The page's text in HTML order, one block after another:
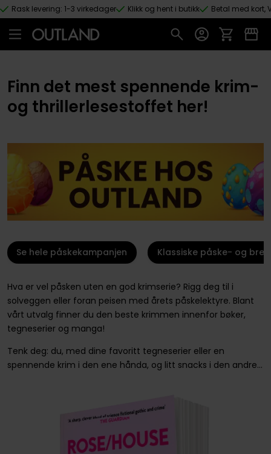
Hopp til hovedinnhold
Rask levering: 1-3 virkedager Klikk og hent i butikk Betal med kort,
Finn det mest spennende krim-
og thrillerlesestoffet her!
Se hele påskekampanjen Klassiske påske- og
Hva er vel påsken uten en god krimserie? Rigg deg til i
solveggen eller foran peisen med årets påskelektyre. Blant
vårt utvalg finner du den beste krimmen innenfor bøker,
tegneserier og manga!
Tenk deg: du, med dine favoritt tegneserier eller en
spennende krim i den ene hånda, og litt snacks i den andre...